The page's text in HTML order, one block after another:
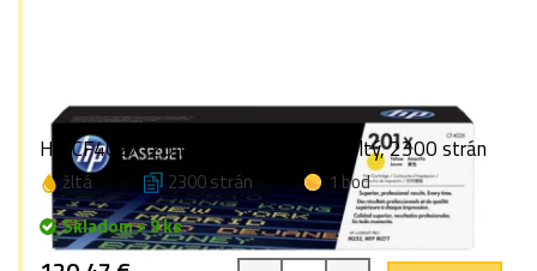
HP CF402X (201X), originálny toner, žltý, 2300 strán
žltá 2300 strán
1 bod
Skladom > 9 ks